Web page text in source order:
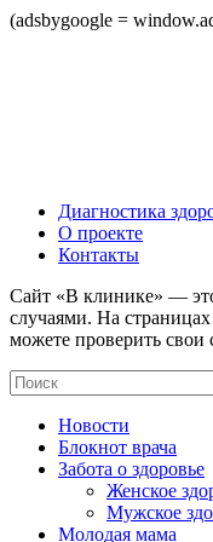
(adsbygoogle =
Диагностика
О проекте
Контакты
Сайт «В клинике» —
случаями. На
можете проверить
Новости
Блокнот врача
Забота о здоровье
Женское
Мужское
Молодая мама